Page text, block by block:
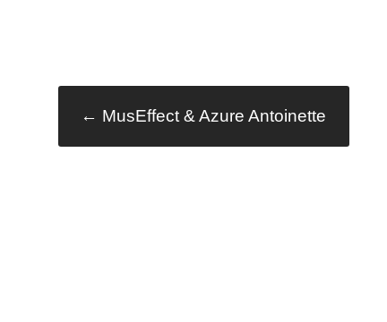
← MusEffect & Azure Antoinette